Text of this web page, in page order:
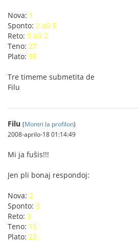
Nova: 1
Sponto: 2 aŭ 5
Reto: 5 aŭ 2
Teno: 27
Plato: 35
Tre timeme submetita de
Filu
Filu (Montri la profilon)
2008-aprilo-18 01:14:49
Mi ja fuŝis!!!
Jen pli bonaj respondoj:
Nova: 2
Sponto: 3
Reto: 3
Teno: 15
Plato: 23